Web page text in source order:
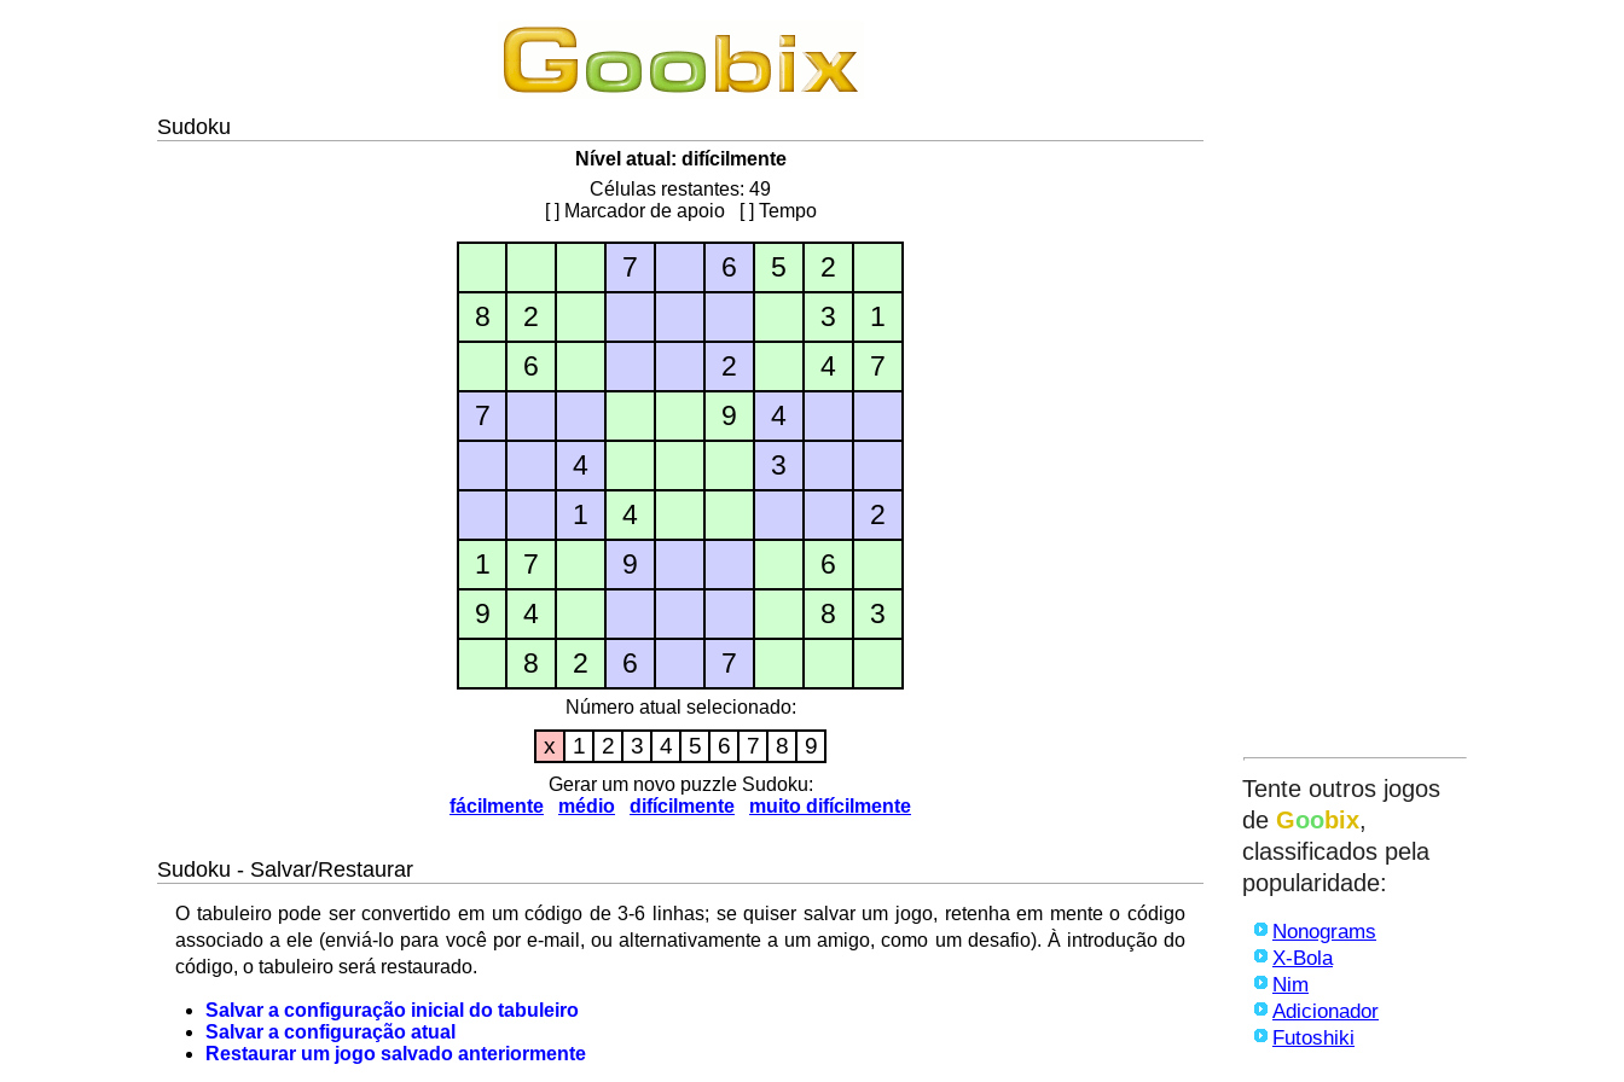
Sudoku
Nível atual: difícilmente
Células restantes: 49
[ ] Marcador de apoio
[ ] Tempo
7 6 5
2
8
2 3
1
6
2 4
7
7
9
4
4
3
1
4
2
1
7 9
6
9
4 8
3
8
2 6 7
Número atual selecionado:
x 1 2 3 4 5 6 7 8 9
Gerar um novo puzzle Sudoku:
fácilmente
médio difícilmente muito difícilmente
Sudoku - Salvar/Restaurar
O tabuleiro pode ser convertido em um código de 3-6 linhas; se quiser salvar um jogo, retenha em mente o código
associado a ele (enviá-lo para você por e-mail, ou alternativamente a um amigo, como um desafio). À introdução do
código, o tabuleiro será restaurado.
Salvar a configuração inicial do tabuleiro
Salvar a configuração atual
Restaurar um jogo salvado anteriormente
Tente outros jogos
de Goobix,
classificados pela
popularidade:
Nonograms
X-Bola
Nim
Adicionador
Futoshiki